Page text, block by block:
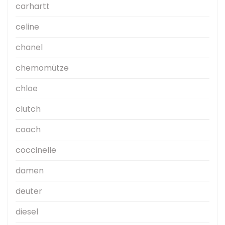
carhartt
celine
chanel
chemomütze
chloe
clutch
coach
coccinelle
damen
deuter
diesel